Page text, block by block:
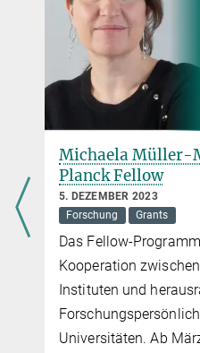
Michaela Müller-
Planck Fellow
5. DEZEMBER 2023
Forschung
Grants
Das Fellow-
Kooperation
Instituten und
Universitäten. Ab